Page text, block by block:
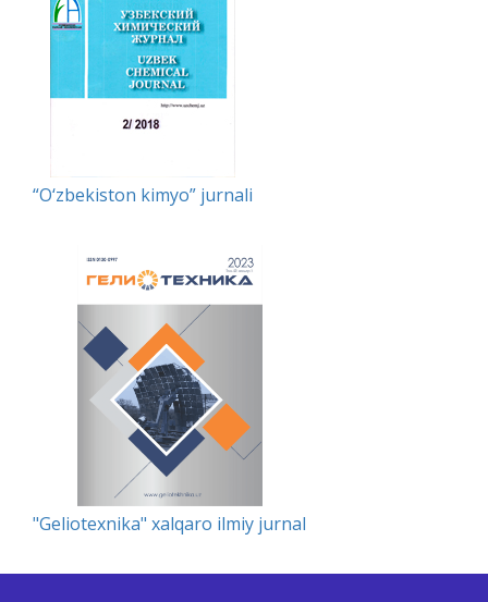
“O‘zbekiston kimyo” jurnali
"Geliotexnika" xalqaro ilmiy jurnal